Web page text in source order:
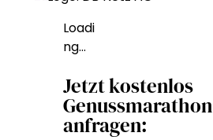
Loadi
ng…
Jetzt kostenlos
Genussmarathon
anfragen: